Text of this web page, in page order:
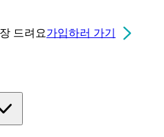
드려요가입하러 가기